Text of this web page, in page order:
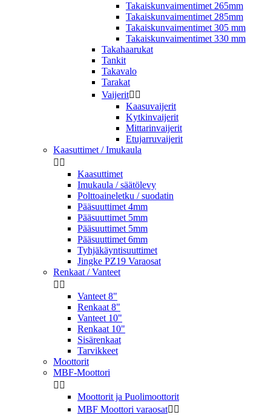
Takaiskunvaimentimet 265mm
Takaiskunvaimentimet 285mm
Takaiskunvaimentimet 305 mm
Takaiskunvaimentimet 330 mm
Takahaarukat
Tankit
Takavalo
Tarakat
Vaijerit 
Kaasuvaijerit
Kytkinvaijerit
Mittarinvaijerit
Etujarruvaijerit
Kaasuttimet / Imukaula
 
Kaasuttimet
Imukaula / säätölevy
Polttoaineletku / suodatin
Pääsuuttimet 4mm
Pääsuuttimet 5mm
Pääsuuttimet 5mm
Pääsuuttimet 6mm
Tyhjäkäyntisuuttimet
Jingke PZ19 Varaosat
Renkaat / Vanteet
 
Vanteet 8"
Renkaat 8"
Vanteet 10"
Renkaat 10"
Sisärenkaat
Tarvikkeet
Moottorit
MBF-Moottori
 
Moottorit ja Puolimoottorit
MBF Moottori varaosat 